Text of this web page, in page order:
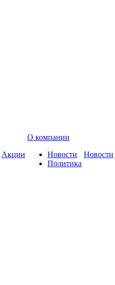
Акции
О компании
Новости
Политика
Новости